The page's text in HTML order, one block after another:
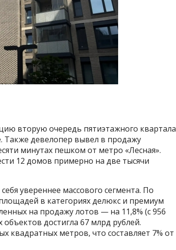
вторую очередь пятиэтажного квартала
Также девелопер вывел в продажу
минутах пешком от метро «Лесная».
12 домов примерно на две тысячи
увереннее массового сегмента. По
в категориях делюкс и премиум
на продажу лотов — на 11,8% (с 956
достигла 67 млрд рублей.
квадратных метров, что составляет 7% от